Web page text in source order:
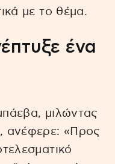
με το θέμα.
ένα
μιλώντας
ανέφερε: «Προς